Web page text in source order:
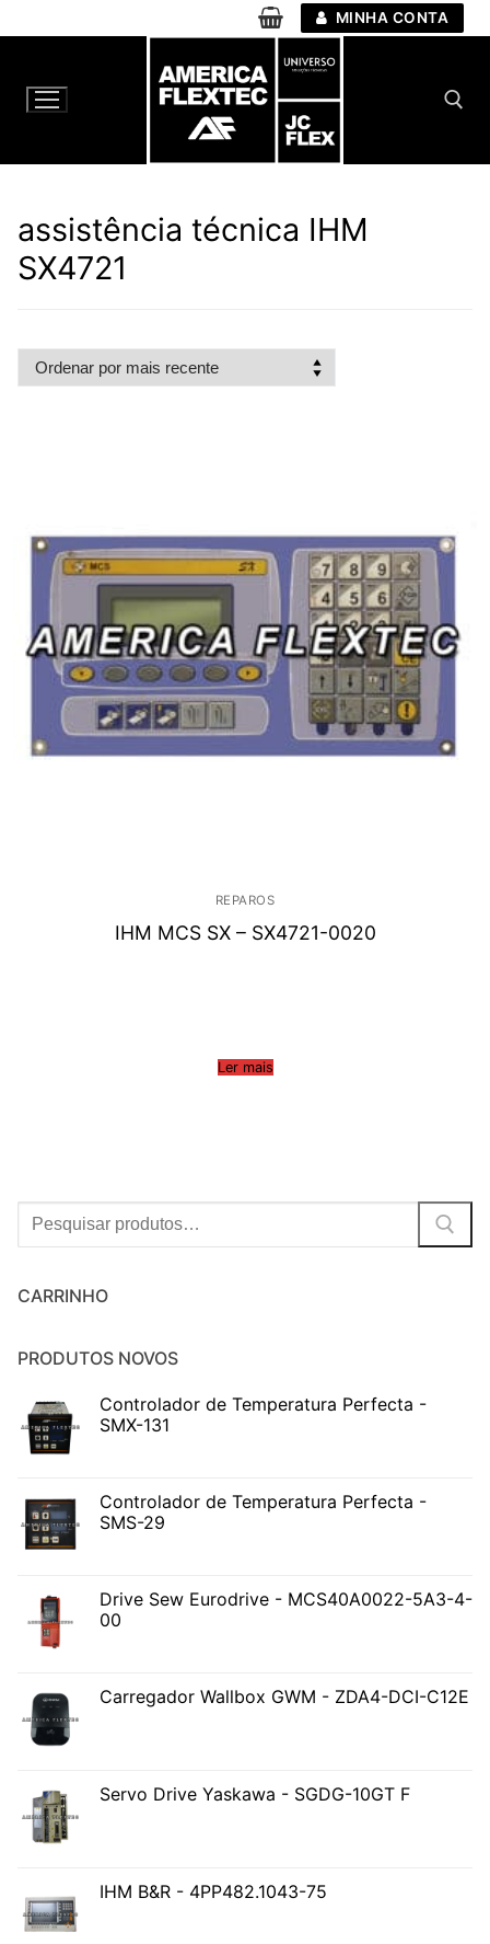
para
conteúdo
MINHA CONTA
assistência técnica IHM
SX4721
REPAROS
IHM MCS SX – SX4721-0020
Ler mais
Procurar:
CARRINHO
PRODUTOS NOVOS
Controlador de Temperatura Perfecta -
SMX-131
Controlador de Temperatura Perfecta -
SMS-29
Drive Sew Eurodrive - MCS40A0022-5A3-4-
00
Carregador Wallbox GWM - ZDA4-DCI-C12E
Servo Drive Yaskawa - SGDG-10GT F
IHM B&R - 4PP482.1043-75